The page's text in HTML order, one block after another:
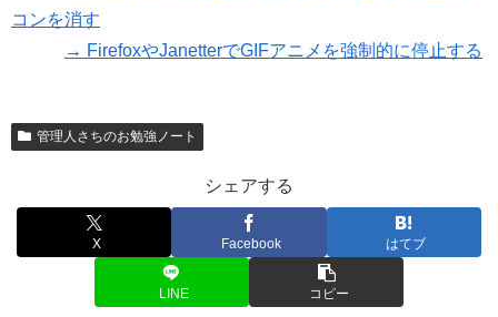
コンを消す
→ FirefoxやJanetterでGIFアニメを強制的に停止する
管理人さちのお勉強ノート
シェアする
X Facebook はてブ
LINE コピー